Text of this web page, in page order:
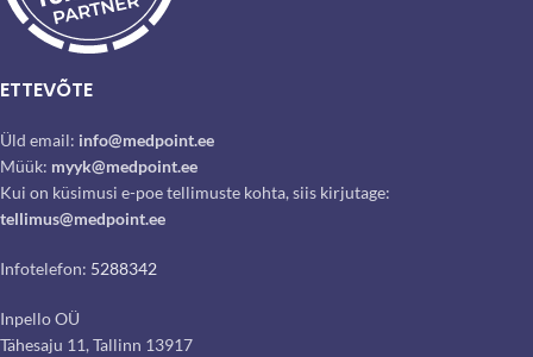
ETTEVÕTE
Üld email: info@medpoint.ee
Müük: myyk@medpoint.ee
Kui on küsimusi e-poe tellimuste kohta, siis kirjutage:
tellimus@medpoint.ee
Infotelefon: 5288342
Inpello OÜ
Tähesaju 11, Tallinn 13917